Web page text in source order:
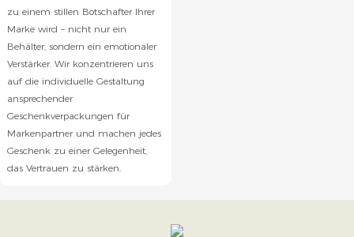
zu einem stillen Botschafter Ihrer
Marke wird – nicht nur ein
Behälter, sondern ein emotionaler
Verstärker. Wir konzentrieren uns
auf die individuelle Gestaltung
ansprechender
Geschenkverpackungen für
Markenpartner und machen jedes
Geschenk zu einer Gelegenheit,
das Vertrauen zu stärken.